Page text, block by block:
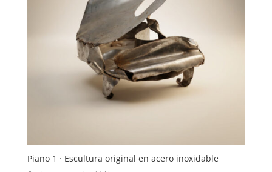
Piano 1 · Escultura original en acero inoxidable